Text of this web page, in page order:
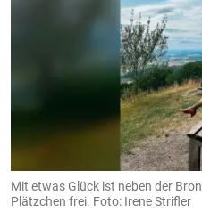
Mit etwas Glück ist neben der
Plätzchen frei. Foto: Irene Strifler